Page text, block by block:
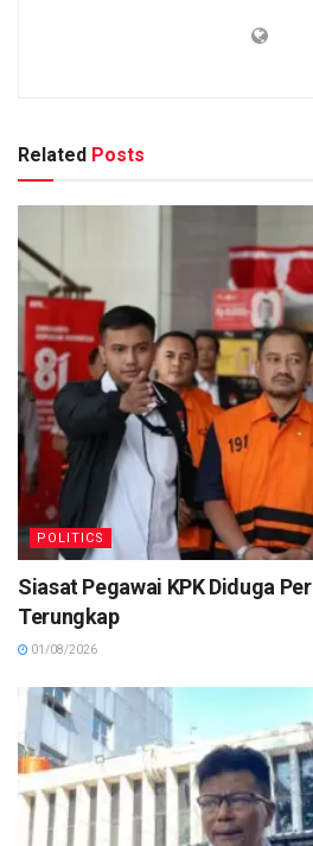
Related Posts
POLITICS
Siasat Pegawai KPK Diduga
Terungkap
01/08/2026